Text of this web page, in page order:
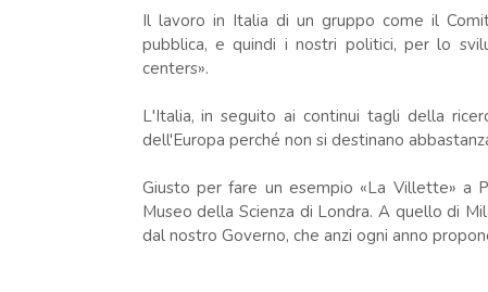
Il lavoro in Italia di un gruppo come il
pubblica, e quindi i nostri politici, per lo
centers».
L'Italia, in seguito ai continui tagli della
dell'Europa perché non si destinano
Giusto per fare un esempio «La Villette» a
Museo della Scienza di Londra. A quello di
dal nostro Governo, che anzi ogni anno